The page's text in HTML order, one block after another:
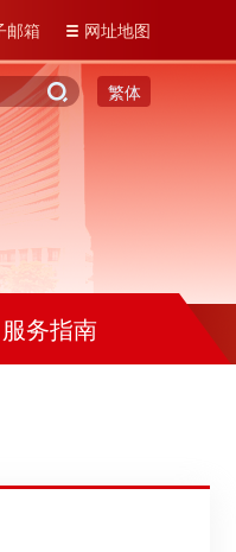
邮箱 网址地图
繁体
服务指南